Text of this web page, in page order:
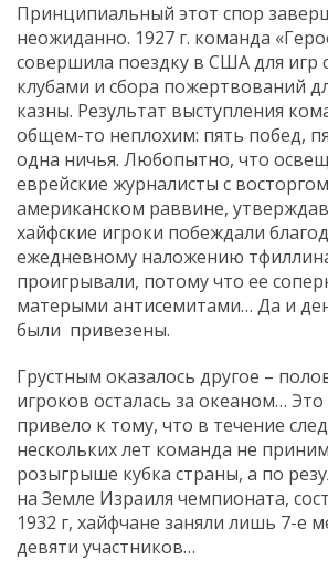
Принципиальный этот спор
неожиданно. 1927 г. команда
совершила поездку в США для игр
клубами и сбора пожертвований
казны. Результат выступления
общем-то неплохим: пять побед,
одна ничья. Любопытно, что
еврейские журналисты с
американском раввине,
хайфские игроки побеждали
ежедневному наложению
проигрывали, потому что ее
матерыми антисемитами… Да и
были привезены.
Грустным оказалось другое –
игроков осталась за океаном… Это
привело к тому, что в течение
нескольких лет команда не
розыгрыше кубка страны, а по
на Земле Израиля чемпионата,
1932 г, хайфчане заняли лишь 7-е
девяти участников…